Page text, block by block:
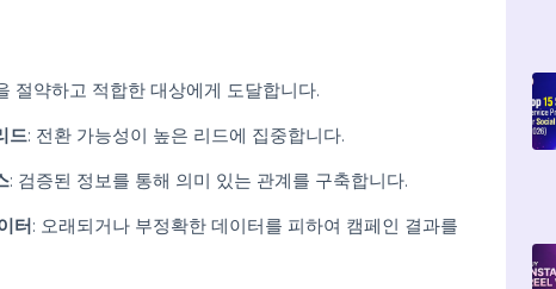
이터 제공업체가 필요한가요?
의사 결정자 연락처 및 산업 통찰력을 포함한 중요한 리소스를
기업은 높은 잠재력을 가진 고객에게 집중하고 아웃리치 노력
리드